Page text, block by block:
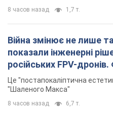
8 часов назад 1,7 т.
Війна змінює не лише
показали інженерні
російських FPV-
Це "постапокаліптична
"Шаленого Макса"
8 часов назад 6,7 т.